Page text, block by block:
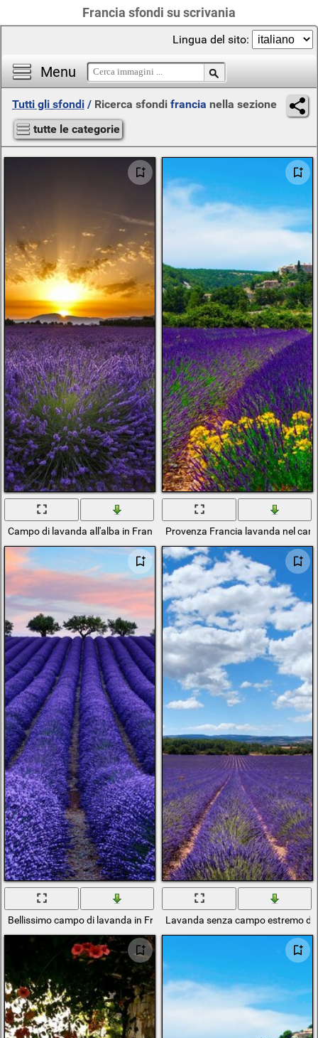
Francia sfondi su scrivania
Menu
Lingua del sito:
Tutti gli sfondi / Ricerca sfondi francia nella sezione
tutte le categorie
Campo di lavanda all'alba in Francia Provenza Francia lavanda nel
Bellissimo campo di lavanda in FranciaLavanda senza campo estremo